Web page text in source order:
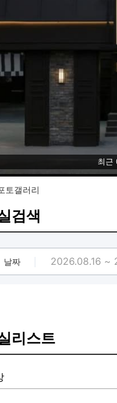
최근
토갤러리
검색
날짜
리스트